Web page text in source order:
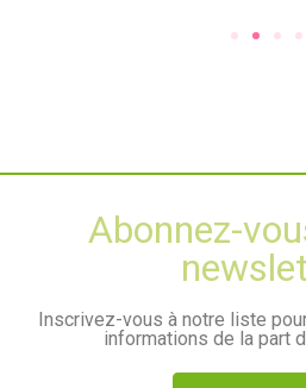
Abonnez-
Inscrivez-vous à notre liste
informations de la part